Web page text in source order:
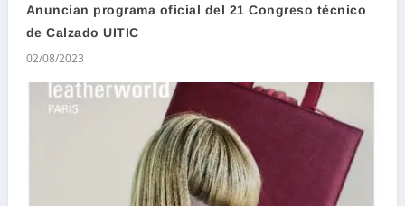
Anuncian programa oficial del 21 Congreso técnico
de Calzado UITIC
02/08/2023